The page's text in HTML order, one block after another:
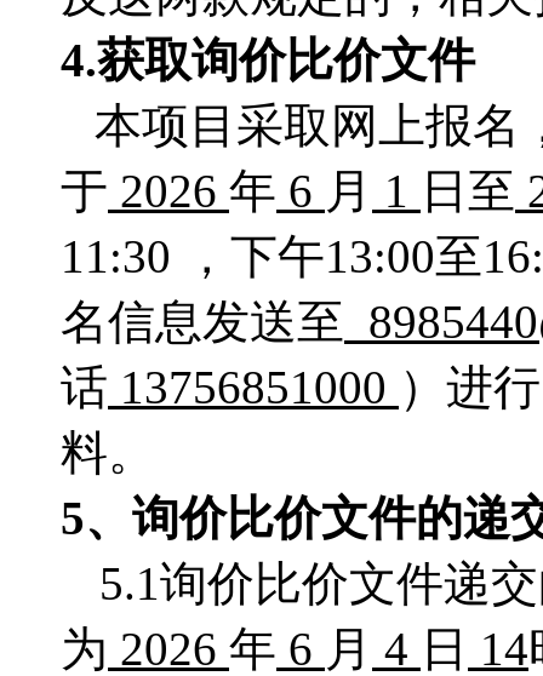
4.获取询价比价文件
本项目采取网上报名
于 2026 年 6 月 1 日至
11:30 ，下午13:00至
名信息发送至 8985440
话 13756851000 ）进
料。
5、 询价比价文件的递
5.1询价比价文件递
为 2026 年 6 月 4 日 14